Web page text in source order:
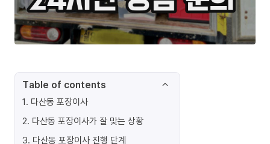
Table of contents
1. 다산동 포장이사
2. 다산동 포장이사가 잘 맞는 상황
3. 다산동 포장이사 진행 단계